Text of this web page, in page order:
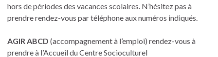
hors de périodes des vacances scolaires. N’hésitez pas à
prendre rendez-vous par téléphone aux numéros indiqués.
AGIR ABCD (accompagnement à l’emploi) rendez-vous à
prendre à l’Accueil du Centre Socioculturel